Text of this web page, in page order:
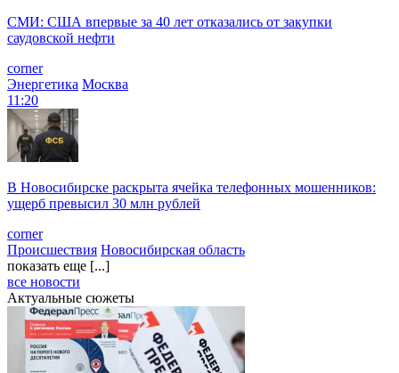
СМИ: США впервые за 40 лет отказались от закупки
саудовской нефти
corner
Энергетика Москва
11:20
В Новосибирске раскрыта ячейка телефонных мошенников:
ущерб превысил 30 млн рублей
corner
Происшествия Новосибирская область
показать еще [...]
все новости
Актуальные сюжеты